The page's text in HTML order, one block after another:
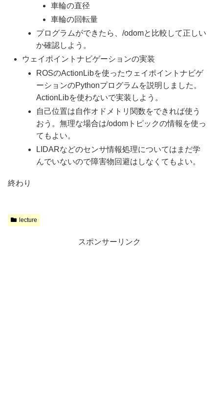
車輪の直径
車輪の回転量
プログラムができたら、/odomと比較して正しい
か確認しよう。
ウェイポイントナビゲーションの実装
ROSのActionLibを使ったウェイポイントナビゲ
ーションのPythonプログラムを説明しました。
ActionLibを使わないで実装しよう。
自己位置は自作オドメトリ関数をできれば使う
おう。無理な場合は/odomトピックの情報を使っ
てもよい。
LIDARなどのセンサ情報処理についてはまだ学
んでいないので障害物回避はしなくてもよい。
終わり
lecture
スポンサーリンク